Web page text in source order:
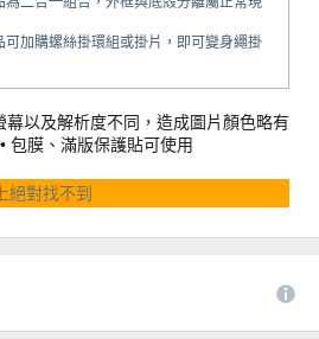
加購螺絲掛環組或掛片，即可變身繩掛
以及解析度不同，造成圖片顏色略有
包膜、滿版保護貼可使用
對找不到